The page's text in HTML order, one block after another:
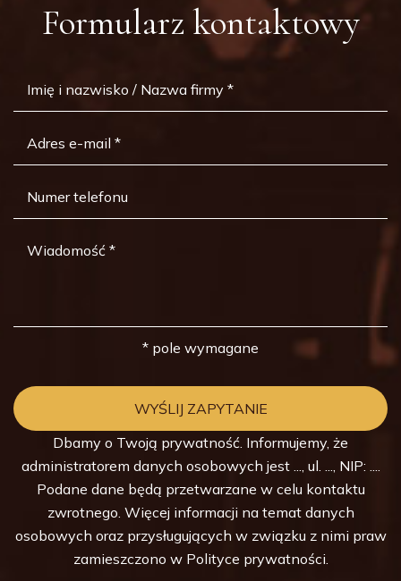
Formularz kontaktowy
* pole wymagane
Dbamy o Twoją prywatność. Informujemy, że
administratorem danych osobowych jest ..., ul. ..., NIP: ....
Podane dane będą przetwarzane w celu kontaktu
zwrotnego. Więcej informacji na temat danych
osobowych oraz przysługujących w związku z nimi praw
zamieszczono w Polityce prywatności.